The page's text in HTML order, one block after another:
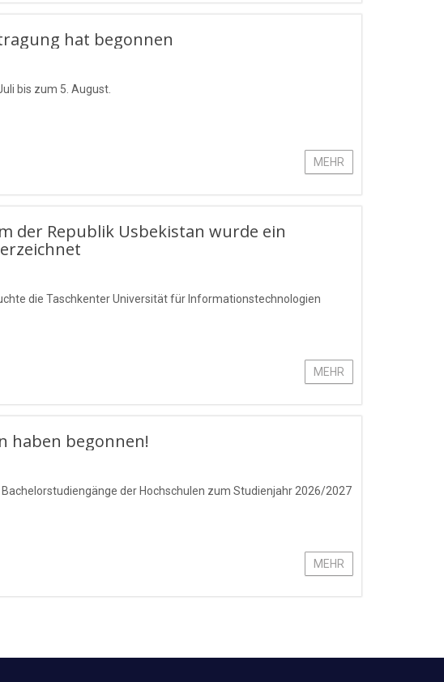
hat begonnen
bis zum 5. August.
MEHR
der Republik Usbekistan wurde ein
die Taschkenter Universität für Informationstechnologien
MEHR
haben begonnen!
der Hochschulen zum Studienjahr 2026/2027
MEHR